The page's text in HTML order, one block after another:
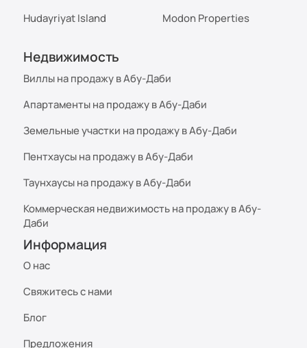
Hudayriyat Island
Modon Properties
Недвижимость
Виллы на продажу в Абу-Даби
Апартаменты на продажу в Абу-Даби
Земельные участки на продажу в Абу-Даби
Пентхаусы на продажу в Абу-Даби
Таунхаусы на продажу в Абу-Даби
Коммерческая недвижимость на продажу в Абу-
Даби
Информация
О нас
Свяжитесь с нами
Блог
Предложения